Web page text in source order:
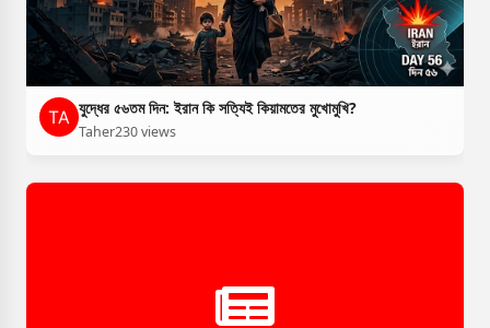
যুদ্ধের ৫৬তম দিন: ইরান কি সত্যিই কিয়ামতের মুখোমুখি?
Taher230 views